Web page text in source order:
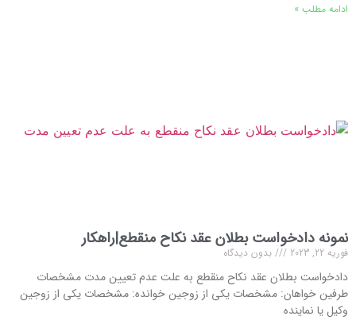
ادامه مطلب »
نمونه دادخواست بطلان عقد نکاح منقطع|راهکار
فوریه 22, 2023 بدون دیدگاه
دادخواست بطلان عقد نکاح منقطع به علت عدم تعیین مدت مشخصات
طرفین خواهان: مشخصات یکی از زوجین خوانده: مشخصات یکی از زوجین
وکیل یا نماینده